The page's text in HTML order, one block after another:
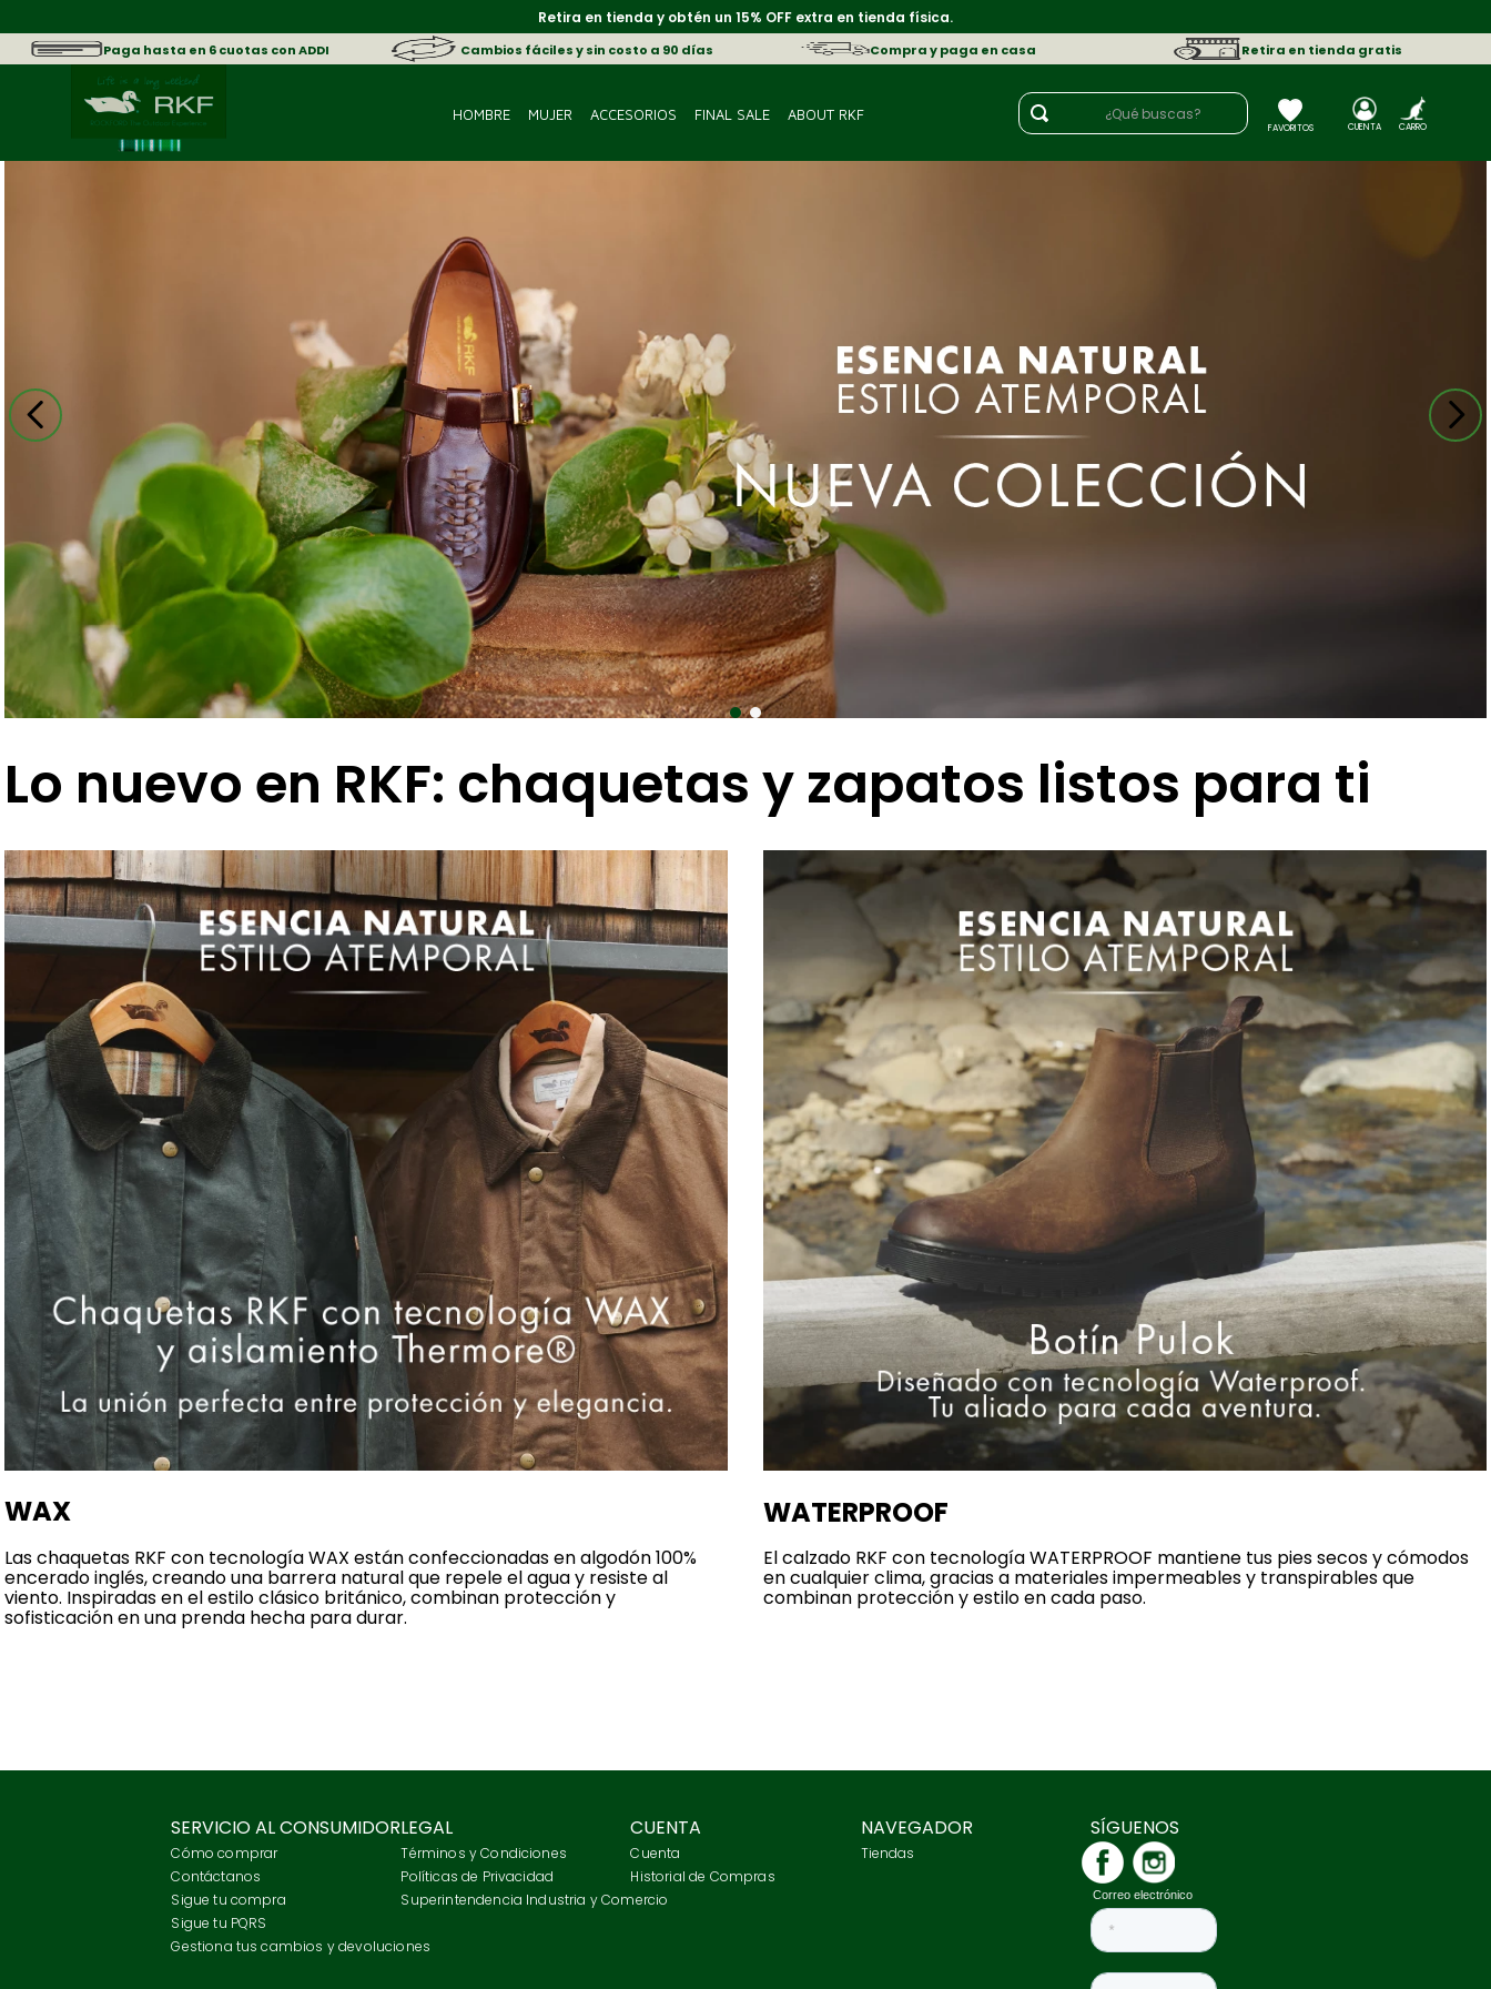
Retira en tienda y obtén un 15% OFF extra en tienda física.
Paga hasta en 6 cuotas con ADDI Cambios fáciles y sin costo a 90 días Compra y paga en casa Retira en tienda gratis
HOMBRE MUJER ACCESORIOS FINAL SALE ABOUT RKF
¿Qué buscas?
Lo nuevo en RKF: chaquetas y zapatos listos para ti
WAX
Las chaquetas RKF con tecnología WAX están confeccionadas en algodón 100%
encerado inglés, creando una barrera natural que repele el agua y resiste al
viento. Inspiradas en el estilo clásico británico, combinan protección y
sofisticación en una prenda hecha para durar.
WATERPROOF
El calzado RKF con tecnología WATERPROOF mantiene tus pies secos y cómodos
en cualquier clima, gracias a materiales impermeables y transpirables que
combinan protección y estilo en cada paso.
SERVICIO AL CONSUMIDOR
Cómo comprar
Contáctanos
Sigue tu compra
Sigue tu PQRS
Gestiona tus cambios y devoluciones
LEGAL
Términos y Condiciones
Políticas de Privacidad
Superintendencia Industria y Comercio
CUENTA
Cuenta
Historial de Compras
NAVEGADOR
Tiendas
SÍGUENOS